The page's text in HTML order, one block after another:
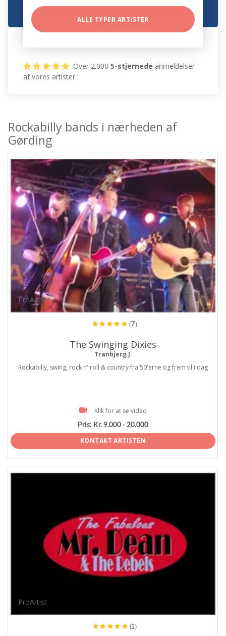
ALLE TYPER ARTISTER
Over 2.0005-stjernede anmeldelser
af vores artister
Rockabilly bands i nærheden af
Gørding
ProArtist
(7)
The Swinging Dixies
Tranbjerg J.
Rockabilly, swing, rock n' roll & country fra 50'erne og frem til i dag
Klik for at se video
Pris: Kr. 9.000 - 20.000
KONTAKT ARTISTEN
ProArtist
(1)